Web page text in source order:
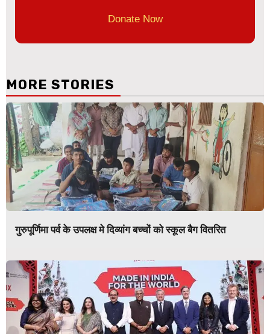
Donate Now
MORE STORIES
गुरुपूर्णिमा पर्व के उपलक्ष मे दिव्यांग बच्चों को स्कूल बैग वितरित